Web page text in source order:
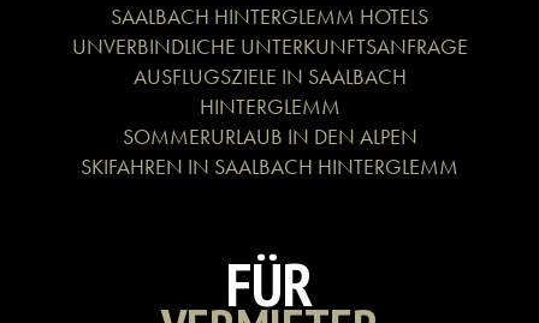
SAALBACH HINTERGLEMM HOTELS
UNVERBINDLICHE UNTERKUNFTSANFRAGE
AUSFLUGSZIELE IN SAALBACH
HINTERGLEMM
SOMMERURLAUB IN DEN ALPEN
SKIFAHREN IN SAALBACH HINTERGLEMM
FÜR